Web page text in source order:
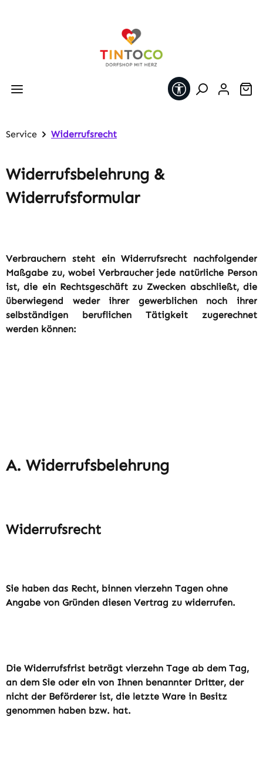
Werkzeugleiste
Service Widerrufsrecht
Widerrufsbelehrung &
Widerrufsformular
Verbrauchern steht ein Widerrufsrecht nachfolgender
Maßgabe zu, wobei Verbraucher jede natürliche Person
ist, die ein Rechtsgeschäft zu Zwecken abschließt, die
überwiegend weder ihrer gewerblichen noch ihrer
selbständigen beruflichen
Tätigkeit zugerechnet
werden können:
A. Widerrufsbelehrung
Widerrufsrecht
Sie haben das Recht, binnen vierzehn Tagen ohne
Angabe von Gründen diesen Vertrag zu widerrufen.
Die Widerrufsfrist beträgt vierzehn Tage ab dem Tag,
an dem Sie oder ein von Ihnen benannter Dritter, der
nicht der Beförderer ist, die letzte Ware in Besitz
genommen haben bzw. hat.